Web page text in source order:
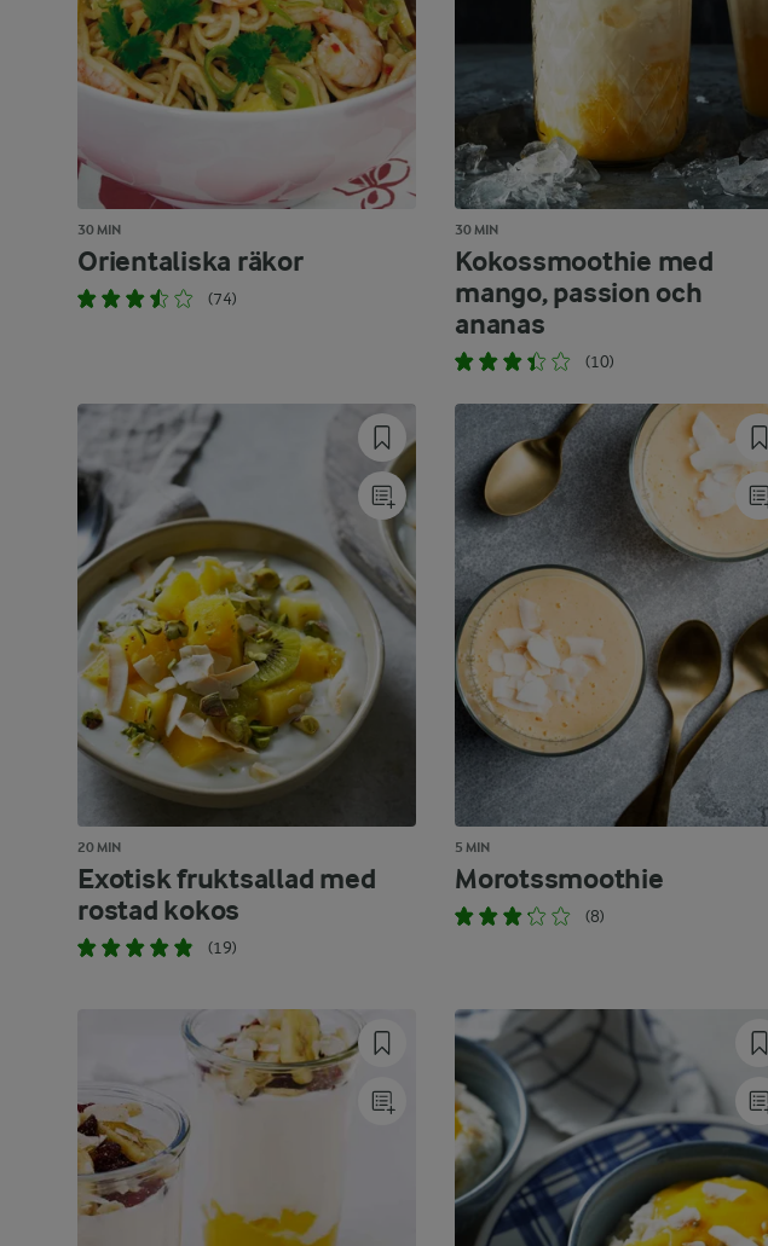
30 MIN
Orientaliska räkor
(74)
30 MIN
Kokossmoothie med
mango, passion och
ananas
(10)
20 MIN
Exotisk fruktsallad med
rostad kokos
(19)
5 MIN
Morotssmoothie
(8)